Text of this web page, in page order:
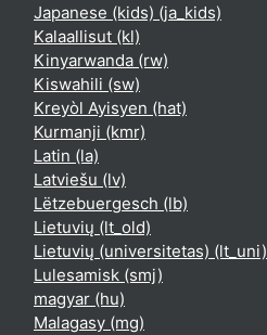
Japanese (kids) ‎(ja_kids)‎
Kalaallisut ‎(kl)‎
Kinyarwanda ‎(rw)‎
Kiswahili ‎(sw)‎
Kreyòl Ayisyen ‎(hat)‎
Kurmanji ‎(kmr)‎
Latin ‎(la)‎
Latviešu ‎(lv)‎
Lëtzebuergesch ‎(lb)‎
Lietuvių ‎(lt_old)‎
Lietuvių (universitetas) ‎(lt_uni)‎
Lulesamisk ‎(smj)‎
magyar ‎(hu)‎
Malagasy ‎(mg)‎